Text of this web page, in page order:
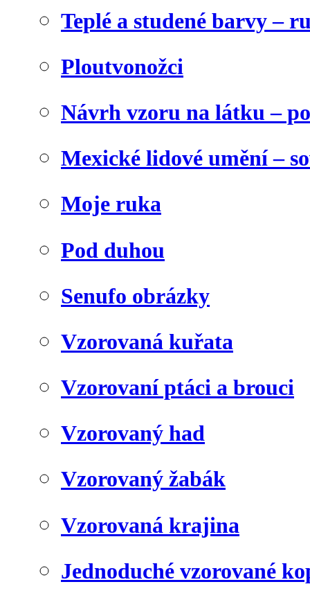
Teplé a studené barvy –
Ploutvonožci
Návrh vzoru na látku –
Mexické lidové umění –
Moje ruka
Pod duhou
Senufo obrázky
Vzorovaná kuřata
Vzorovaní ptáci a brouci
Vzorovaný had
Vzorovaný žabák
Vzorovaná krajina
Jednoduché vzorované